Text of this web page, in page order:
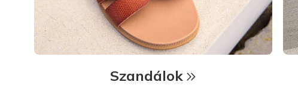
Szandálok